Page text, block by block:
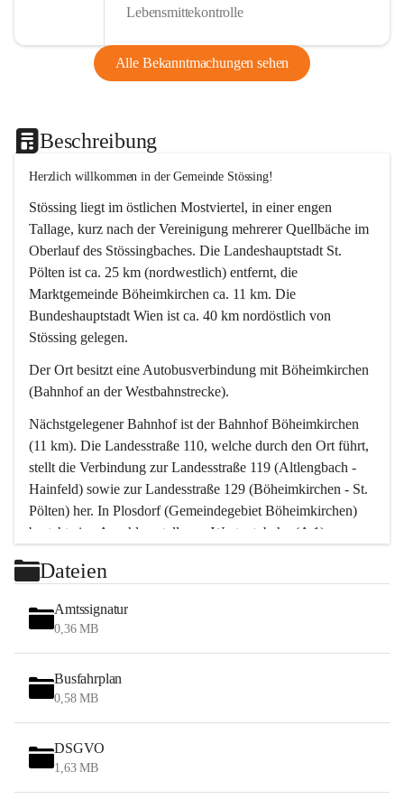
Lebensmittekontrolle
Alle Bekanntmachungen sehen
Beschreibung
Herzlich willkommen in der Gemeinde Stössing!
Stössing liegt im östlichen Mostviertel, in einer engen
Tallage, kurz nach der Vereinigung mehrerer Quellbäche im
Oberlauf des Stössingbaches. Die Landeshauptstadt St.
Pölten ist ca. 25 km (nordwestlich) entfernt, die
Marktgemeinde Böheimkirchen ca. 11 km. Die
Bundeshauptstadt Wien ist ca. 40 km nordöstlich von
Stössing gelegen.
Der Ort besitzt eine Autobusverbindung mit Böheimkirchen
(Bahnhof an der Westbahnstrecke).
Nächstgelegener Bahnhof ist der Bahnhof Böheimkirchen
(11 km). Die Landesstraße 110, welche durch den Ort führt,
stellt die Verbindung zur Landesstraße 119 (Altlengbach -
Hainfeld) sowie zur Landesstraße 129 (Böheimkirchen - St.
Pölten) her. In Plosdorf (Gemeindegebiet Böheimkirchen)
besteht eine Anschlussstelle zur Westautobahn (A 1).
Wien erreicht man in ca. 45 Minuten.
Stössing zählt noch zum Naherholungsraum Wien sowie
zum Naherholungsraum St. Pölten. Viele Bauernhöfe hatten
„ihre Wiener“. Seit 1960 bauten viele Wiener
Wochenendhäuser im Gemeindegebiet. Wegen des
waldreichen Jagdgebietes haben viele Jagdpächter ihre
Das Wandern ist aus touristischer Sicht die bedeutendste
Tätigkeit. Das hügelige Gebiet mit Wanderwegen durch
Wiesen, Wälder und Obstkulturen lädt dazu ein. Gefördert
Dateien
Amtssignatur
0,36 MB
Busfahrplan
0,58 MB
DSGVO
1,63 MB